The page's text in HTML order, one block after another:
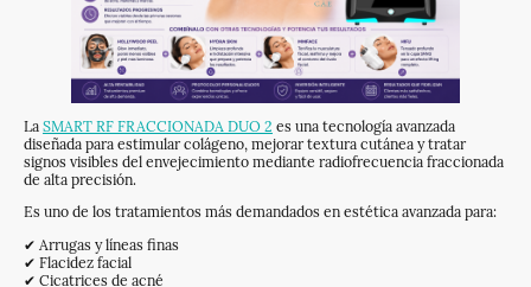
La SMART RF FRACCIONADA DUO 2 es una tecnología avanzada
diseñada para estimular colágeno, mejorar textura cutánea y tratar
signos visibles del envejecimiento mediante radiofrecuencia fraccionada
de alta precisión.
Es uno de los tratamientos más demandados en estética avanzada para:
✔ Arrugas y líneas finas
✔ Flacidez facial
✔ Cicatrices de acné